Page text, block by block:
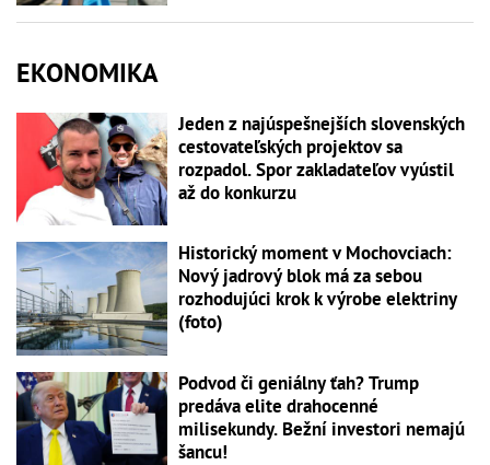
EKONOMIKA
Jeden z najúspešnejších slovenských
cestovateľských projektov sa
rozpadol. Spor zakladateľov vyústil
až do konkurzu
Historický moment v Mochovciach:
Nový jadrový blok má za sebou
rozhodujúci krok k výrobe elektriny
(foto)
Podvod či geniálny ťah? Trump
predáva elite drahocenné
milisekundy. Bežní investori nemajú
šancu!